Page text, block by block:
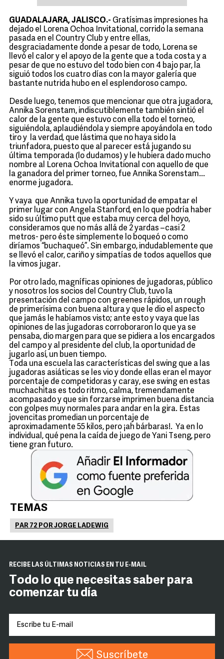
GUADALAJARA, JALISCO.- Gratísimas impresiones ha
dejado el Lorena Ochoa Invitational, corrido la semana
pasada en el Country Club y entre ellas,
desgraciadamente donde a pesar de todo, Lorena se
llevó el calor y el apoyo de la gente que a toda costa y a
pesar de que no estuvo del todo bien con 4 bajo par, la
siguió todos los cuatro días con la mayor galería que
bastante nutrida hubo en el esplendoroso campo.
Desde luego, tenemos que mencionar que otra jugadora,
Annika Sorenstam, indiscutiblemente también sintió el
calor de la gente que estuvo con ella todo el torneo,
siguiéndola, aplaudiéndola y siempre apoyándola en todo
tiro y la verdad, que lástima que no haya sido la
triunfadora, puesto que al parecer está jugando su
última temporada (lo dudamos) y le hubiera dado mucho
nombre al Lorena Ochoa Invitational con aquello de que
la ganadora del primer torneo, fue Annika Sorenstam...
enorme jugadora.
Y vaya que Annika tuvo la oportunidad de empatar el
primer lugar con Angela Stanford, en lo que podría haber
sido su último putt que estaba muy cerca del hoyo,
consideramos que no más allá de 2 yardas –casi 2
metros- pero éste simplemente lo boqueó o como
diríamos “buchaqueó”. Sin embargo, indudablemente que
se llevó el calor, cariño y simpatías de todos aquellos que
la vimos jugar.
Por otro lado, magníficas opiniones de jugadoras, público
y nosotros los socios del Country Club, tuvo la
presentación del campo con greenes rápidos, un rough
de primerísima con buena altura y que le dio el aspecto
que jamás le habíamos visto; ante esto y vaya que las
opiniones de las jugadoras corroboraron lo que ya se
pensaba, dio margen para que se pidiera a los encargados
del campo y al presidente del club, la oportunidad de
jugarlo así, un buen tiempo.
Toda una escuela las características del swing que a las
jugadoras asiáticas se les vio y donde ellas eran el mayor
porcentaje de competidoras y caray, ese swing en estas
muchachitas es todo ritmo, calma, tremendamente
acompasado y que sin forzarse imprimen buena distancia
con golpes muy normales para andar en la gira. Estas
jovencitas promedian un porcentaje de
aproximadamente 55 kilos, pero ¡ah bárbaras!. Ya en lo
individual, qué pena la caída de juego de Yani Tseng, pero
tiene gran futuro.
TEMAS
PAR 72 POR JORGE LADEWIG
RECIBE LAS ÚLTIMAS NOTICIAS EN TU E-MAIL
Todo lo que necesitas saber para
comenzar tu día
Suscríbete